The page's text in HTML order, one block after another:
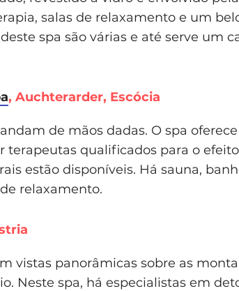
salas de relaxamento e um
spa são várias e até serve um
, Auchterarder, Escócia
de mãos dadas. O spa
terapeutas qualificados para o
estão disponíveis. Há sauna,
relaxamento.
vistas panorâmicas sobre as
Neste spa, há especialistas em